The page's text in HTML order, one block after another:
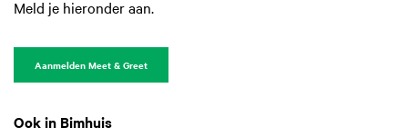
Meld je hieronder aan.
Aanmelden Meet & Greet
Ook in Bimhuis